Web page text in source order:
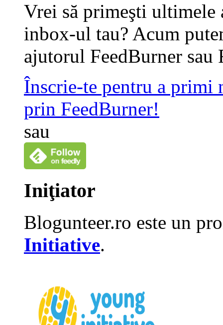
Vrei să primeşti
inbox-ul tau? Acum
ajutorul FeedBurner sau
Înscrie-te pentru a primi
prin FeedBurner!
sau
Iniţiator
Blogunteer.ro este un
Initiative.